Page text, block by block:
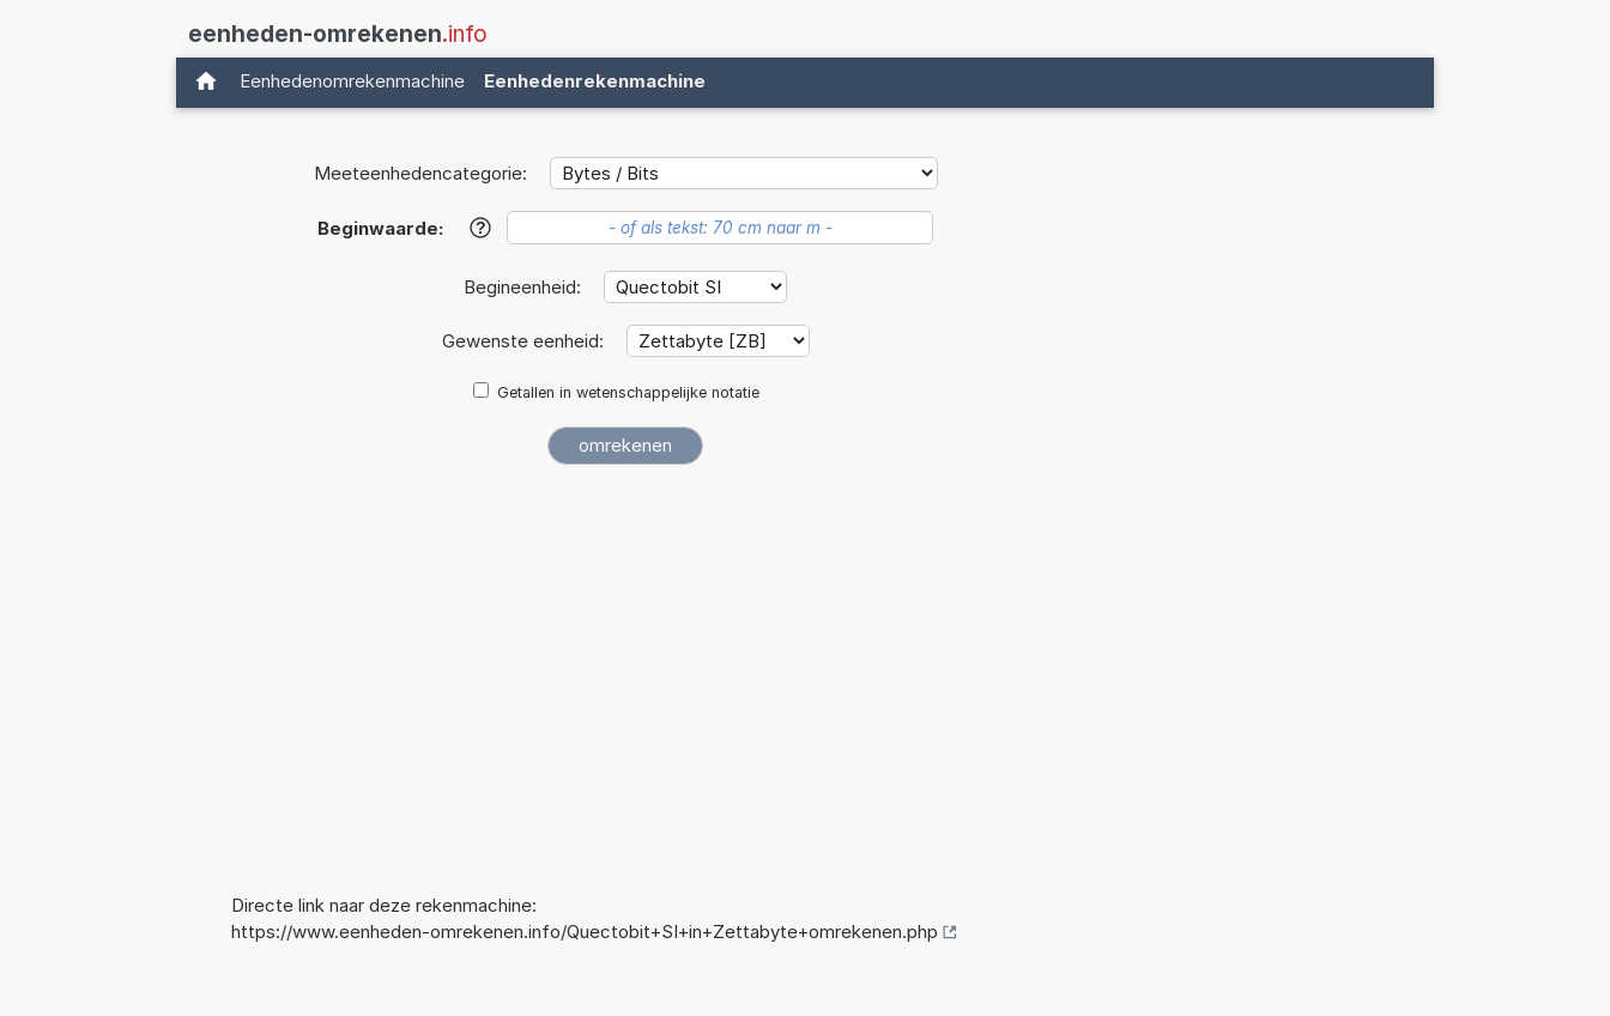
eenheden-omrekenen.info
Eenhedenomrekenmachine Eenhedenrekenmachine
Meeteenhedencategorie:
Beginwaarde: ?
Begineenheid:
Gewenste eenheid:
Getallen in wetenschappelijke notatie
Directe link naar deze rekenmachine:
https://www.eenheden-omrekenen.info/Quectobit+SI+in+Zettabyte+omrekenen.php